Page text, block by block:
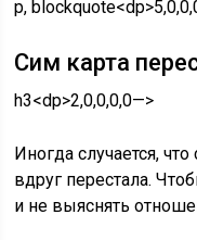
p,
Сим карта
h3<dp>2,0,0,0,0—>
Иногда случается,
вдруг перестала.
и не выяснять